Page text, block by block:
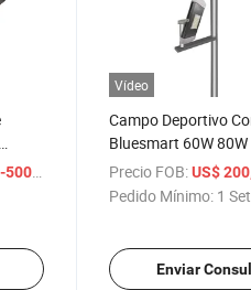
Vídeo
Campo Deportivo
Bluesmart 60W
Foco LED Solar de
Calidad para Exterior
Precio FOB: US$
Pedido Mínimo: 1 Set
Enviar